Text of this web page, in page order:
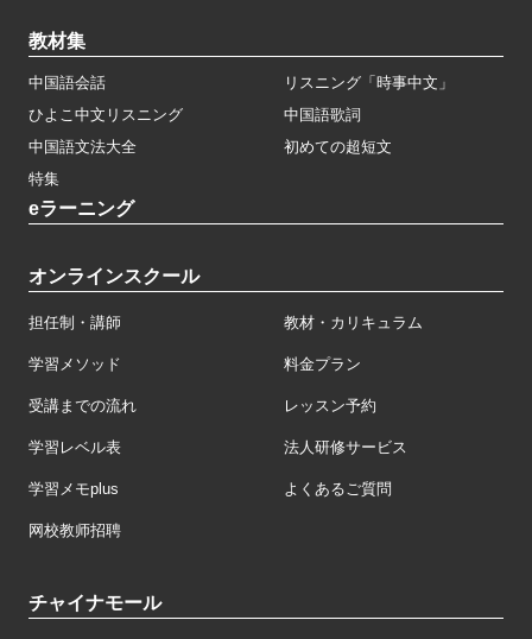
教材集
中国語会話
リスニング「時事中文」
ひよこ中文リスニング
中国語歌詞
中国語文法大全
初めての超短文
特集
eラーニング
オンラインスクール
担任制・講師 教材・カリキュラム
学習メソッド 料金プラン
受講までの流れ レッスン予約
学習レベル表 法人研修サービス
学習メモplus よくあるご質問
网校教师招聘
チャイナモール